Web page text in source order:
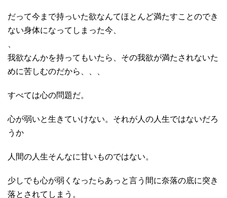
だって今まで持っいた欲なんてほとんど満たすことのでき
ない身体になってしまった今、
我欲なんかを持ってもいたら、その我欲が満たされないた
めに苦しむのだから、、、
すべては心の問題だ。
心が弱いと生きていけない。それが人の人生ではないだろ
うか
人間の人生そんなに甘いものではない。
少しでも心が弱くなったらあっと言う間に奈落の底に突き
落とされてしまう。